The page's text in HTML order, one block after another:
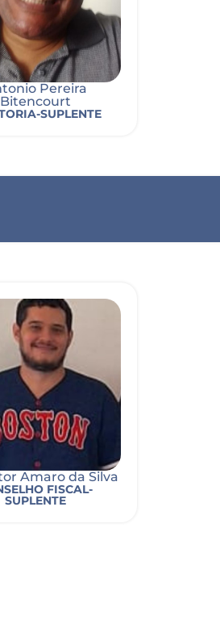
Pereira
Bitencourt
SUPLENTE
Amaro da Silva
FISCAL-
SUPLENTE